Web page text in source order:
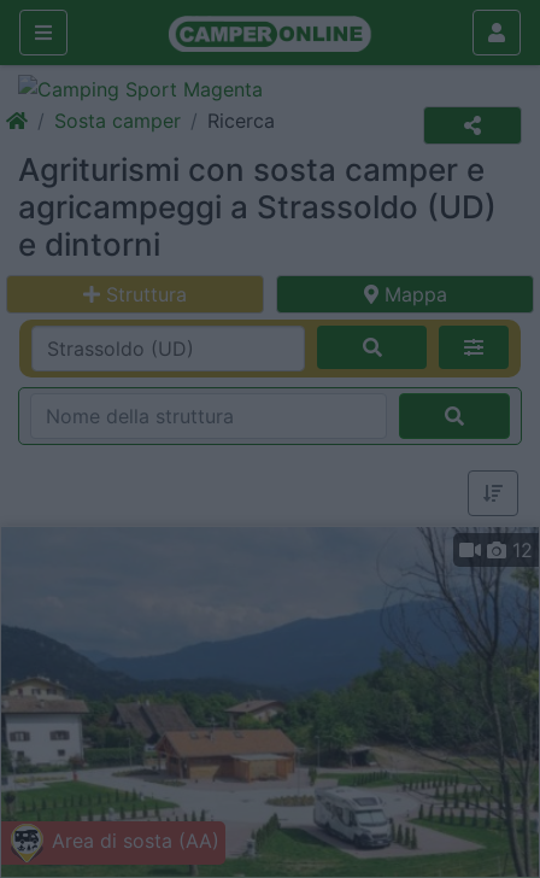
Sosta camper Ricerca
Agriturismi con sosta camper e
agricampeggi a Strassoldo (UD)
e dintorni
Struttura Mappa
Area di sosta (AA)
12